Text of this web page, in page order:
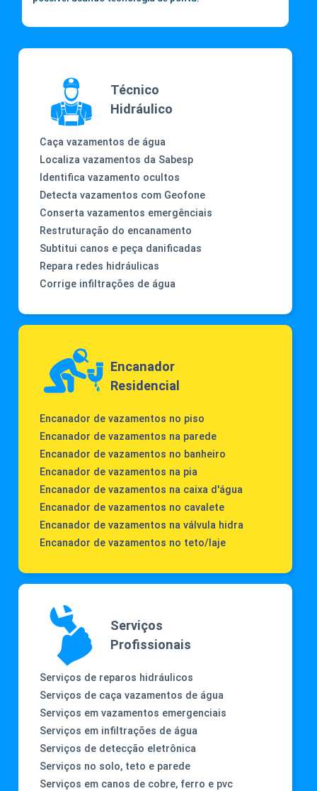
Técnico
Hidráulico
Caça vazamentos de água
Localiza vazamentos da Sabesp
Identifica vazamento ocultos
Detecta vazamentos com Geofone
Conserta vazamentos emergênciais
Restruturação do encanamento
Subtitui canos e peça danificadas
Repara redes hidráulicas
Corrige infiltrações de água
Encanador
Residencial
Encanador de vazamentos no piso
Encanador de vazamentos na parede
Encanador de vazamentos no banheiro
Encanador de vazamentos na pia
Encanador de vazamentos na caixa d'água
Encanador de vazamentos no cavalete
Encanador de vazamentos na válvula hidra
Encanador de vazamentos no teto/laje
Serviços
Profissionais
Serviços de reparos hidráulicos
Serviços de caça vazamentos de água
Serviços em vazamentos emergenciais
Serviços em infiltrações de água
Serviços de detecção eletrônica
Serviços no solo, teto e parede
Serviços em canos de cobre, ferro e pvc